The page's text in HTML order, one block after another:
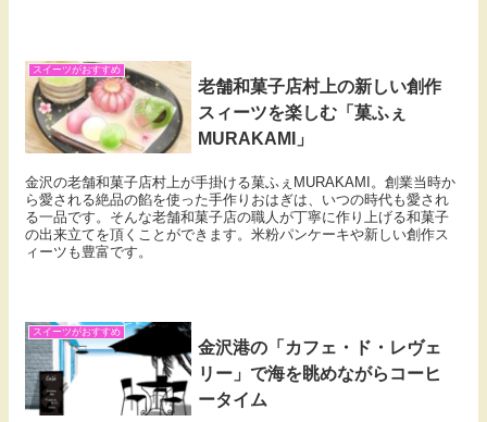
スイーツがおすすめ
老舗和菓子店村上の新しい創作
スィーツを楽しむ「菓ふぇ
MURAKAMI」
金沢の老舗和菓子店村上が手掛ける菓ふぇMURAKAMI。創業当時か
ら愛される絶品の餡を使った手作りおはぎは、いつの時代も愛され
る一品です。そんな老舗和菓子店の職人が丁寧に作り上げる和菓子
の出来立てを頂くことができます。米粉パンケーキや新しい創作ス
ィーツも豊富です。
スイーツがおすすめ
金沢港の「カフェ・ド・レヴェ
リー」で海を眺めながらコーヒ
ータイム